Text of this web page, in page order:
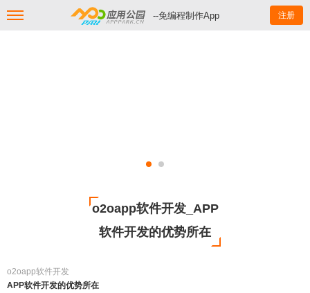
--免编程制作App 注册
o2oapp软件开发_APP
软件开发的优势所在
o2oapp软件开发
APP软件开发的优势所在